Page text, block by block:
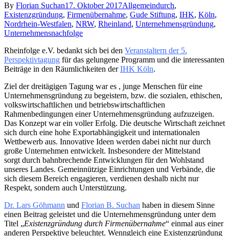
By Florian Suchan17. Oktober 2017Allgemeindurch,
Existenzgründung, Firmenübernahme, Gude Stiftung, IHK, Köln,
Nordrhein-Westfalen, NRW, Rheinland, Unternehmensgründung,
Unternehmensnachfolge
Rheinfolge e.V. bedankt sich bei den Veranstaltern der 5.
Perspektivtagung für das gelungene Programm und die interessanten
Beiträge in den Räumlichkeiten derIHK Köln.
Ziel der dreitägigen Tagung war es , junge Menschen für eine
Unternehmensgründung zu begeistern, bzw. die sozialen, ethischen,
volkswirtschaftlichen und betriebswirtschaftlichen
Rahmenbedingungen einer Unternehmensgründung aufzuzeigen.
Das Konzept war ein voller Erfolg. Die deutsche Wirtschaft zeichnet
sich durch eine hohe Exportabhängigkeit und internationalen
Wettbewerb aus. Innovative Ideen werden dabei nicht nur durch
große Unternehmen entwickelt. Insbesondere der Mittelstand
sorgt durch bahnbrechende Entwicklungen für den Wohlstand
unseres Landes. Gemeinnützige Einrichtungen und Verbände, die
sich diesem Bereich engagieren, verdienen deshalb nicht nur
Respekt, sondern auch Unterstützung.
Dr. Lars Göhmann und Florian B. Suchan haben in diesem Sinne
einen Beitrag geleistet und die Unternehmensgründung unter dem
Titel „Existenzgründung durch Firmenübernahme“ einmal aus einer
anderen Perspektive beleuchtet. Wenngleich eine Existenzgründung